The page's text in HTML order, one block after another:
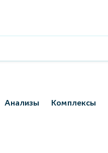
Анализы Комплексы